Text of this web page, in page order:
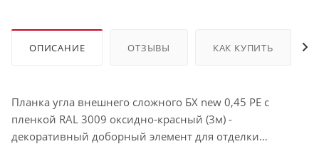
ОПИСАНИЕ ОТЗЫВЫ КАК КУПИТЬ
Планка угла внешнего сложного БХ new 0,45 PE с
пленкой RAL 3009 оксидно-красный (3м) -
декоративный доборный элемент для отделки